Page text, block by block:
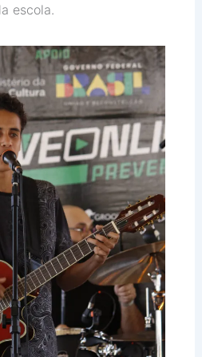
escola.